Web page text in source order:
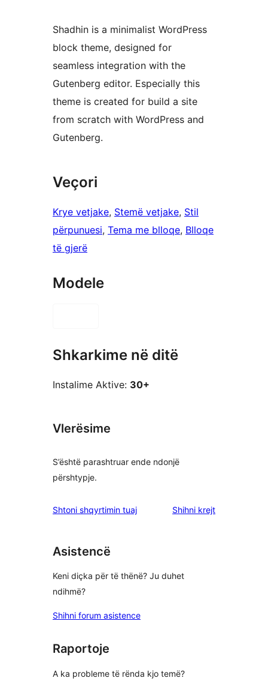
Shadhin is a minimalist WordPress
block theme, designed for
seamless integration with the
Gutenberg editor. Especially this
theme is created for build a site
from scratch with WordPress and
Gutenberg.
Veçori
Krye vetjake, Stemë vetjake, Stil
përpunuesi, Tema me blloqe, Blloqe
të gjerë
Modele
Shkarkime në ditë
Instalime Aktive: 30+
Vlerësime
S’është parashtruar ende ndonjë
përshtypje.
Shtoni shqyrtimin tuaj Shihni krejtshqyrtimet
Asistencë
Keni diçka për të thënë? Ju duhet
ndihmë?
Shihni forum asistence
Raportoje
A ka probleme të rënda kjo temë?